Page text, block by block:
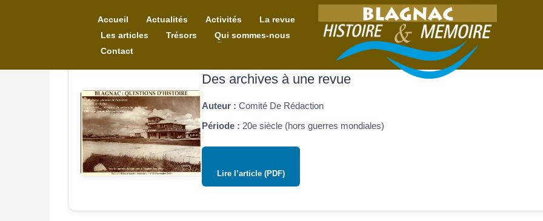
Accueil Actualités Activités
La revue
Les articles
Trésors
Qui sommes-nous
Contact
Des archives à une revue
Auteur : Comité De Rédaction
Période : 20e siècle (hors guerres mondiales)
Lire l’article (PDF)